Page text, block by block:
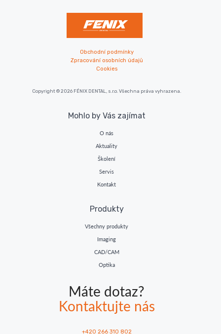
Obchodní podmínky
Zpracování osobních údajů
Cookies
Copyright © 2026 FÉNIX DENTAL, s.r.o. Všechna práva vyhrazena.
Mohlo by Vás zajímat
O nás
Aktuality
Školení
Servis
Kontakt
Produkty
Všechny produkty
Imaging
CAD/CAM
Optika
Máte dotaz?
Kontaktujte nás
+420 266 310 802